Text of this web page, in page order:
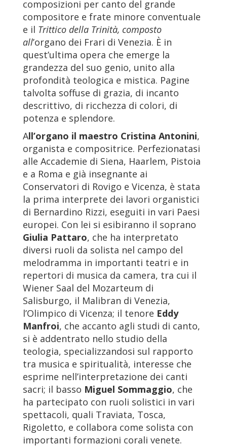
composizioni per canto del grande
compositore e frate minore conventuale
e il Trittico della Trinità, composto
all’organo dei Frari di Venezia. È in
quest’ultima opera che emerge la
grandezza del suo genio, unito alla
profondità teologica e mistica. Pagine
talvolta soffuse di grazia, di incanto
descrittivo, di ricchezza di colori, di
potenza e splendore.
All’organo il maestro Cristina Antonini,
organista e compositrice. Perfezionatasi
alle Accademie di Siena, Haarlem, Pistoia
e a Roma e già insegnante ai
Conservatori di Rovigo e Vicenza, è stata
la prima interprete dei lavori organistici
di Bernardino Rizzi, eseguiti in vari Paesi
europei. Con lei si esibiranno il soprano
Giulia Pattaro, che ha interpretato
diversi ruoli da solista nel campo del
melodramma in importanti teatri e in
repertori di musica da camera, tra cui il
Wiener Saal del Mozarteum di
Salisburgo, il Malibran di Venezia,
l’Olimpico di Vicenza; il tenore Eddy
Manfroi, che accanto agli studi di canto,
si è addentrato nello studio della
teologia, specializzandosi sul rapporto
tra musica e spiritualità, interesse che
esprime nell’interpretazione dei canti
sacri; il basso Miguel Sommaggio, che
ha partecipato con ruoli solistici in vari
spettacoli, quali Traviata, Tosca,
Rigoletto, e collabora come solista con
importanti formazioni corali venete.